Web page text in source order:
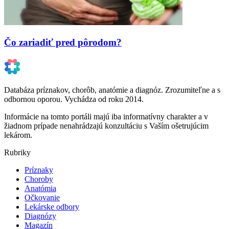
Čo zariadiť pred pôrodom?
Databáza príznakov, chorôb, anatómie a diagnóz. Zrozumiteľne a s
odbornou oporou. Vychádza od roku 2014.
Informácie na tomto portáli majú iba informatívny charakter a v
žiadnom prípade nenahrádzajú konzultáciu s Vaším ošetrujúcim
lekárom.
Rubriky
Príznaky
Choroby
Anatómia
Očkovanie
Lekárske odbory
Diagnózy
Magazín